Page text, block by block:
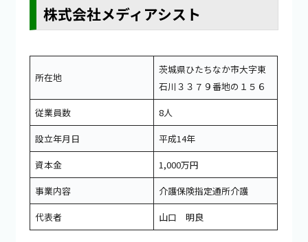
株式会社メディアシスト
所在地
茨城県ひたちなか市大字東
石川３３７９番地の１５６
従業員数
8人
設立年月日
平成14年
資本金
1,000万円
事業内容
介護保険指定通所介護
代表者
山口 明良